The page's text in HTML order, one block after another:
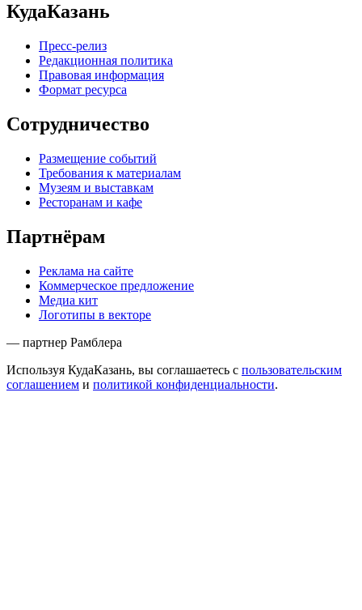
КудаКазань
Пресс-релиз
Редакционная политика
Правовая информация
Формат ресурса
Сотрудничество
Размещение событий
Требования к материалам
Музеям и выставкам
Ресторанам и кафе
Партнёрам
Реклама на сайте
Коммерческое предложение
Медиа кит
Логотипы в векторе
— партнер Рамблера
Используя КудаКазань, вы соглашаетесь с пользовательским
соглашением и политикой конфиденциальности.